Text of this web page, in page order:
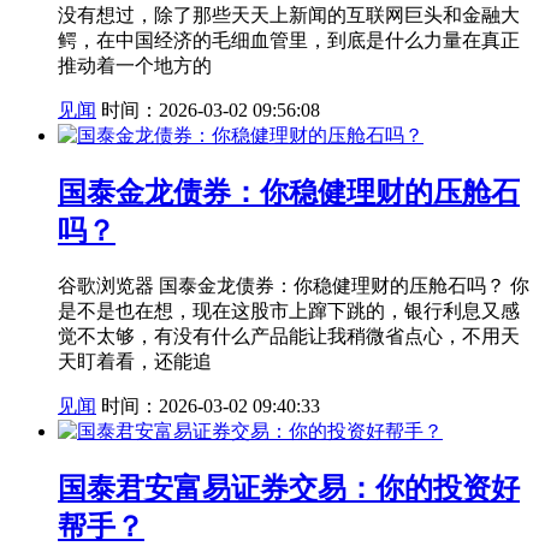
没有想过，除了那些天天上新闻的互联网巨头和金融大
鳄，在中国经济的毛细血管里，到底是什么力量在真正
推动着一个地方的
见闻 时间：2026-03-02 09:56:08
国泰金龙债券：你稳健理财的压舱石
吗？
谷歌浏览器 国泰金龙债券：你稳健理财的压舱石吗？ 你
是不是也在想，现在这股市上蹿下跳的，银行利息又感
觉不太够，有没有什么产品能让我稍微省点心，不用天
天盯着看，还能追
见闻 时间：2026-03-02 09:40:33
国泰君安富易证券交易：你的投资好
帮手？